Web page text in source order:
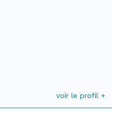
voir le profil +